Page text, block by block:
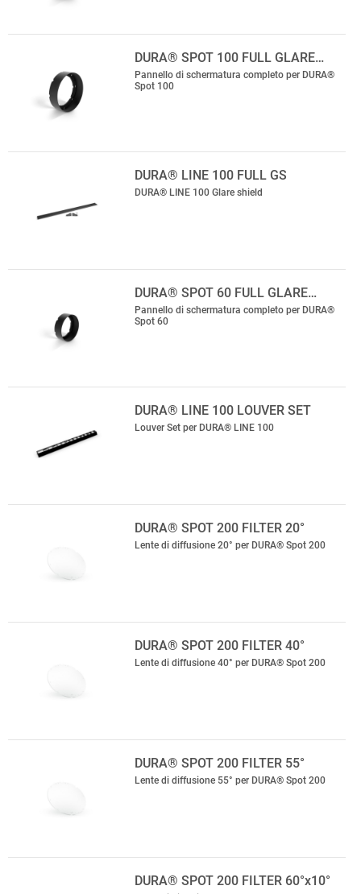
DURA® SPOT 100 FULL GLARE…
Pannello di schermatura completo per DURA®
Spot 100
DURA® LINE 100 FULL GS
DURA® LINE 100 Glare shield
DURA® SPOT 60 FULL GLARE…
Pannello di schermatura completo per DURA®
Spot 60
DURA® LINE 100 LOUVER SET
Louver Set per DURA® LINE 100
DURA® SPOT 200 FILTER 20°
Lente di diffusione 20° per DURA® Spot 200
DURA® SPOT 200 FILTER 40°
Lente di diffusione 40° per DURA® Spot 200
DURA® SPOT 200 FILTER 55°
Lente di diffusione 55° per DURA® Spot 200
DURA® SPOT 200 FILTER 60°x10°